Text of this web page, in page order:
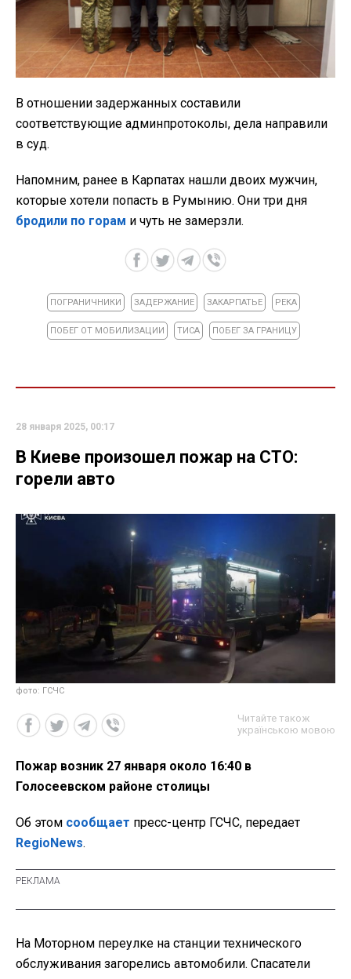
В отношении задержанных составили
соответствующие админпротоколы, дела направили
в суд.
Напомним, ранее в Карпатах нашли двоих мужчин,
которые хотели попасть в Румынию. Они три дня
бродили по горам и чуть не замерзли.
ПОГРАНИЧНИКИ ЗАДЕРЖАНИЕ ЗАКАРПАТЬЕ РЕКА
ПОБЕГ ОТ МОБИЛИЗАЦИИ ТИСА ПОБЕГ ЗА ГРАНИЦУ
28 января 2025, 00:17
В Киеве произошел пожар на СТО:
горели авто
фото: ГСЧС
Читайте також
українською мовою
Пожар возник 27 января около 16:40 в
Голосеевском районе столицы
Об этом сообщает пресс-центр ГСЧС, передает
RegioNews.
На Моторном переулке на станции технического
обслуживания загорелись автомобили. Спасатели